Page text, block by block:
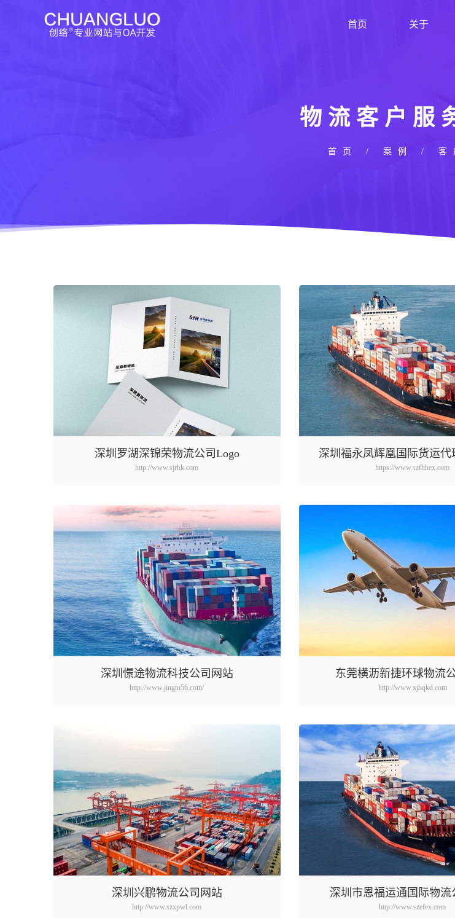
首页 关于
物流客户服
首页 / 案例 / 客
深圳罗湖深锦荣物流公司Logo
http://www.sjrhk.com
深圳福永凤辉凰国际货运代
https://www.szfhhex.com
深圳憬途物流科技公司网站
http://www.jingtu56.com/
东莞横沥新捷环球物流
http://www.xjhqkd.com
深圳兴鹏物流公司网站
http://www.szxpwl.com
深圳市恩福运通国际物流
http://www.szefex.com